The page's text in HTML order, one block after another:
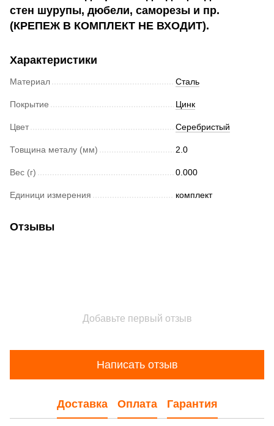
стен шурупы, дюбели, саморезы и пр.
(КРЕПЕЖ В КОМПЛЕКТ НЕ ВХОДИТ).
Характеристики
Материал Сталь
Покрытие Цинк
Цвет Серебристый
Товщина металу (мм) 2.0
Вес (г) 0.000
Единици измерения комплект
Отзывы
Добавьте первый отзыв
Написать отзыв
Доставка Оплата Гарантия